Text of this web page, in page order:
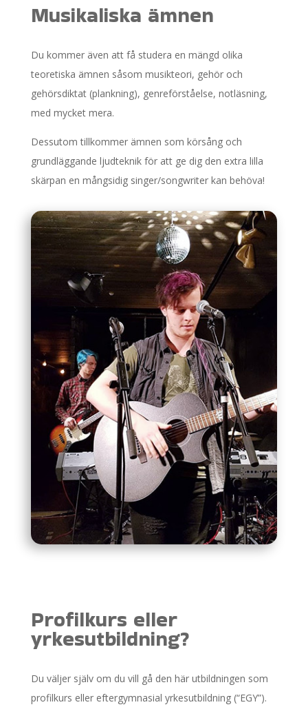
Musikaliska ämnen
Du kommer även att få studera en mängd olika
teoretiska ämnen såsom musikteori, gehör och
gehörsdiktat (plankning), genreförståelse, notläsning,
med mycket mera.
Dessutom tillkommer ämnen som körsång och
grundläggande ljudteknik för att ge dig den extra lilla
skärpan en mångsidig singer/songwriter kan behöva!
Profilkurs eller
yrkesutbildning?
Du väljer själv om du vill gå den här utbildningen som
profilkurs eller eftergymnasial yrkesutbildning (“EGY”).